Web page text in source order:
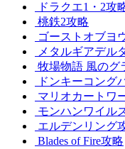
ドラクエ1・2攻
桃鉄2攻略
ゴーストオブヨ
メタルギアデル
牧場物語 風のグ
ドンキーコング
マリオカートワ
モンハンワイル
エルデンリング
Blades of Fire攻略